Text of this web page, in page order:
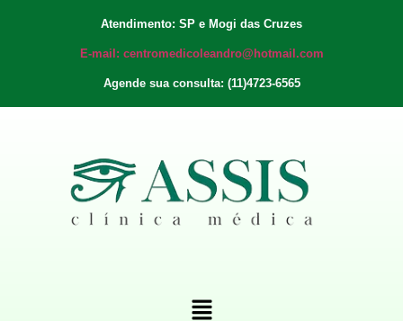
Atendimento: SP e Mogi das Cruzes
E-mail: centromedicoleandro@hotmail.com
Agende sua consulta: (11)4723-6565